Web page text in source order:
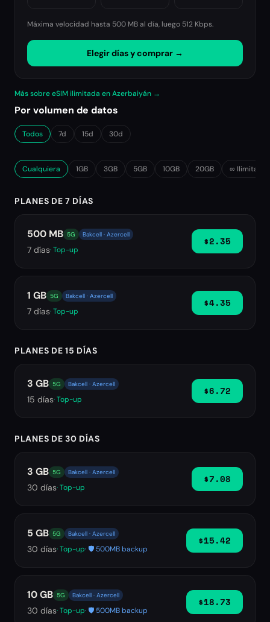
Máxima velocidad hasta 500 MB al día, luego 512 Kbps.
Elegir días y comprar →
Más sobre eSIM ilimitada en Azerbaiyán →
Por volumen de datos
Todos 7d 15d 30d
Cualquiera 1GB 3GB 5GB 10GB 20GB ∞ Ilimitado
PLANES DE 7 DÍAS
500 MB 5G Bakcell · Azercell
7 días· Top-up
$2.35
1 GB 5G Bakcell · Azercell
7 días· Top-up
$4.35
PLANES DE 15 DÍAS
3 GB 5G Bakcell · Azercell
15 días· Top-up
$6.72
PLANES DE 30 DÍAS
3 GB 5G Bakcell · Azercell
30 días· Top-up
$7.08
5 GB 5G Bakcell · Azercell
30 días· Top-up· 🛡️ 500MB backup
$15.42
10 GB 5G Bakcell · Azercell
30 días· Top-up· 🛡️ 500MB backup
$18.73